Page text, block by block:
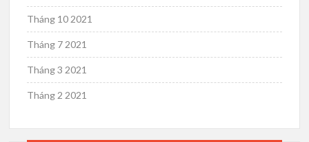
Tháng 10 2021
Tháng 7 2021
Tháng 3 2021
Tháng 2 2021